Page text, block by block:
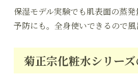
保湿モデル実験でも肌表面の蒸
予防にも。全身使いできるので
菊正宗化粧水シリー